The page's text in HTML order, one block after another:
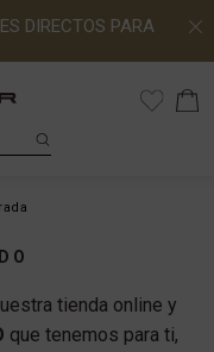
DIRECTOS PARA
tienda online y
que tenemos para ti,